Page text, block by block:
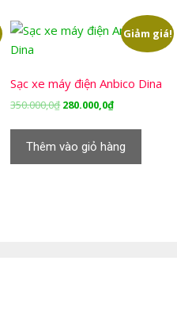
Giảm giá!
Sạc xe máy điện Anbico Dina
350.000,0₫ Giá
350.000,0₫.
280.000,0₫Giá
là:
280.000,0₫.
Thêm vào giỏ hàng